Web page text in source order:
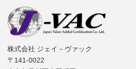
株式会社 ジェイ－ヴァック
〒141-0022